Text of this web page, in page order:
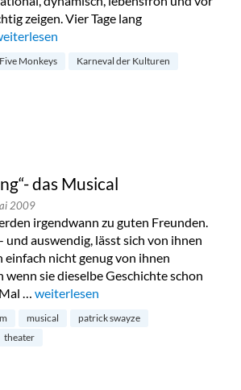
zeigen. Vier Tage lang
Wochenend-Planer“
Five Monkeys
Karneval der Kulturen
das Musical
2009
irgendwann zu guten Freunden.
und auswendig, lässt sich von ihnen
nicht genug von ihnen
wenn sie dieselbe Geschichte schon
… „„Dirty Dancing“- das Musical“
weiterlesen
musical
patrick swayze
theater